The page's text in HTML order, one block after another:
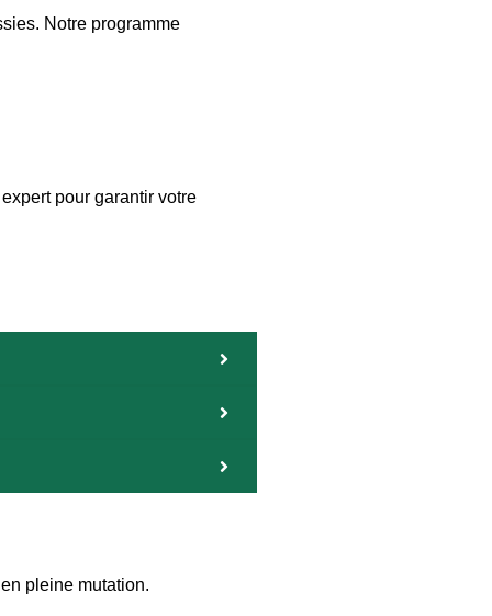
Notre programme
pour garantir votre
pleine mutation.